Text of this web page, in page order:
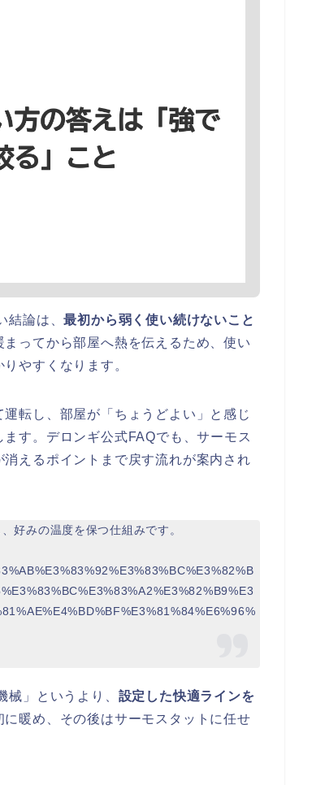
結論は、最初から弱く使い続けないこと
ってから部屋へ熱を伝えるため、使い
やすくなります。
転し、部屋が「ちょうどよい」と感じ
す。デロンギ公式FAQでも、サーモス
えるポイントまで戻す流れが案内され
好みの温度を保つ仕組みです。
」というより、 設定した快適ラインを
暖め、その後はサーモスタットに任せ